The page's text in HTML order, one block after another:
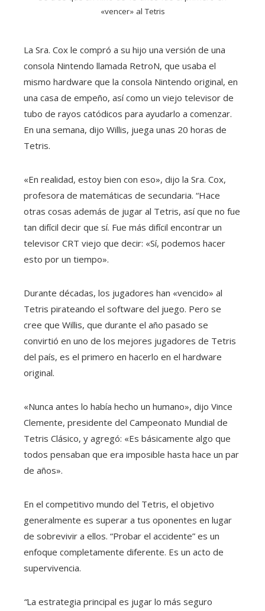
«vencer» al Tetris
La Sra. Cox le compró a su hijo una versión de una
consola Nintendo llamada RetroN, que usaba el
mismo hardware que la consola Nintendo original, en
una casa de empeño, así como un viejo televisor de
tubo de rayos catódicos para ayudarlo a comenzar.
En una semana, dijo Willis, juega unas 20 horas de
Tetris.
«En realidad, estoy bien con eso», dijo la Sra. Cox,
profesora de matemáticas de secundaria. “Hace
otras cosas además de jugar al Tetris, así que no fue
tan difícil decir que sí. Fue más difícil encontrar un
televisor CRT viejo que decir: «Sí, podemos hacer
esto por un tiempo».
Durante décadas, los jugadores han «vencido» al
Tetris pirateando el software del juego. Pero se
cree que Willis, que durante el año pasado se
convirtió en uno de los mejores jugadores de Tetris
del país, es el primero en hacerlo en el hardware
original.
«Nunca antes lo había hecho un humano», dijo Vince
Clemente, presidente del Campeonato Mundial de
Tetris Clásico, y agregó: «Es básicamente algo que
todos pensaban que era imposible hasta hace un par
de años».
En el competitivo mundo del Tetris, el objetivo
generalmente es superar a tus oponentes en lugar
de sobrevivir a ellos. “Probar el accidente” es un
enfoque completamente diferente. Es un acto de
supervivencia.
“La estrategia principal es jugar lo más seguro